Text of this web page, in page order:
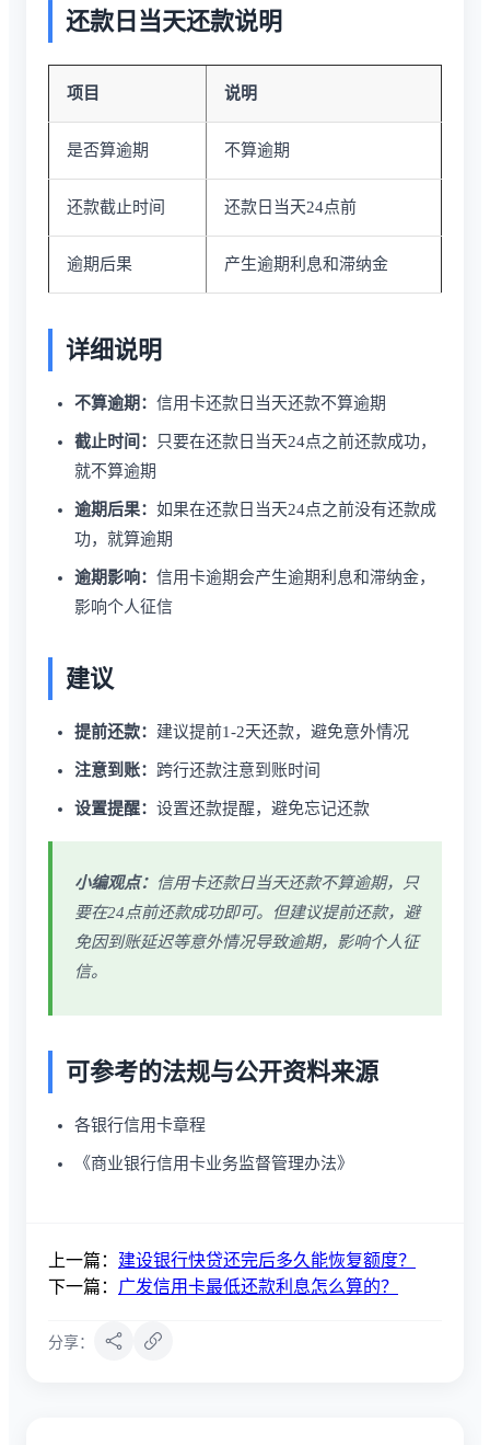
还款日当天还款说明
项目 说明
是否算逾期 不算逾期
还款截止时间 还款日当天24点前
逾期后果 产生逾期利息和滞纳金
详细说明
不算逾期： 信用卡还款日当天还款不算逾期
截止时间：
只要在还款日当天24点之前还款成功，
就不算逾期
逾期后果： 如果在还款日当天24点之前没有还款成
功，就算逾期
逾期影响： 信用卡逾期会产生逾期利息和滞纳金，
影响个人征信
建议
提前还款： 建议提前1-2天还款，避免意外情况
注意到账： 跨行还款注意到账时间
设置提醒： 设置还款提醒，避免忘记还款
小编观点： 信用卡还款日当天还款不算逾期，只
要在24点前还款成功即可。但建议提前还款，避
免因到账延迟等意外情况导致逾期，影响个人征
信。
可参考的法规与公开资料来源
各银行信用卡章程
《商业银行信用卡业务监督管理办法》
上一篇： 建设银行快贷还完后多久能恢复额度？
下一篇： 广发信用卡最低还款利息怎么算的？
分享：